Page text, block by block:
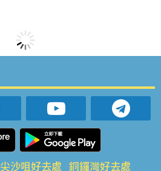
尖沙咀好去處 銅鑼灣好去處